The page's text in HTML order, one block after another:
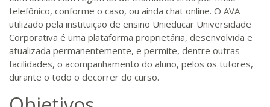
telefônico, conforme o caso, ou ainda chat online. O AVA
utilizado pela instituição de ensino Unieducar Universidade
Corporativa é uma plataforma proprietária, desenvolvida e
atualizada permanentemente, e permite, dentre outras
facilidades, o acompanhamento do aluno, pelos os tutores,
durante o todo o decorrer do curso.